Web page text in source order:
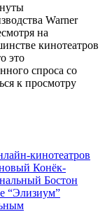
Warner
на
кинотеатров
это
спроса со
к просмотру
кинотеатров
Конёк-
Бостон
“Элизиум”